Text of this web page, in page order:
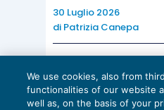
30 Luglio 2026
di Patrizia Canepa
EU AI Act e studi
scadenze concrete
We use cookies, also from
functionalities of our website
well as, on the basis of your